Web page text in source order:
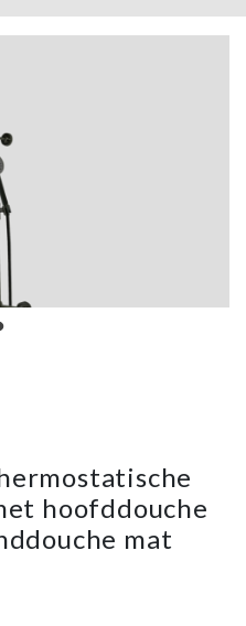
hoofddouche
mat